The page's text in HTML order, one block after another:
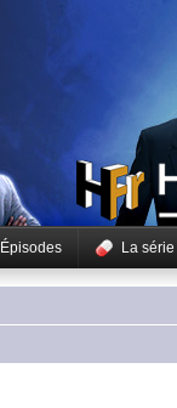
Épisodes La série